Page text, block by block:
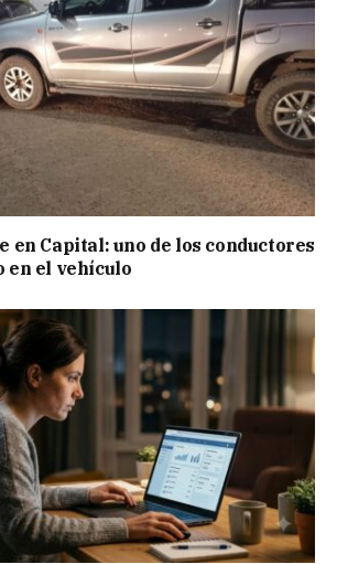
en Capital: uno de los conductores
en el vehículo